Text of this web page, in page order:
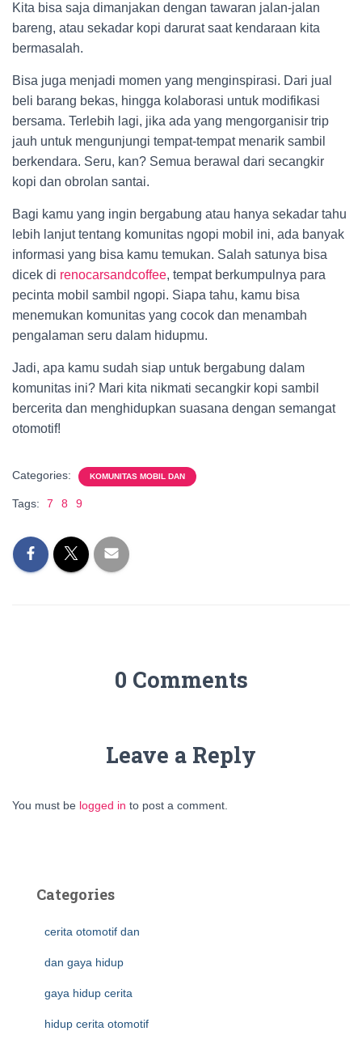
Kita bisa saja dimanjakan dengan tawaran jalan-jalan
bareng, atau sekadar kopi darurat saat kendaraan kita
bermasalah.
Bisa juga menjadi momen yang menginspirasi. Dari jual
beli barang bekas, hingga kolaborasi untuk modifikasi
bersama. Terlebih lagi, jika ada yang mengorganisir trip
jauh untuk mengunjungi tempat-tempat menarik sambil
berkendara. Seru, kan? Semua berawal dari secangkir
kopi dan obrolan santai.
Bagi kamu yang ingin bergabung atau hanya sekadar tahu
lebih lanjut tentang komunitas ngopi mobil ini, ada banyak
informasi yang bisa kamu temukan. Salah satunya bisa
dicek di renocarsandcoffee, tempat berkumpulnya para
pecinta mobil sambil ngopi. Siapa tahu, kamu bisa
menemukan komunitas yang cocok dan menambah
pengalaman seru dalam hidupmu.
Jadi, apa kamu sudah siap untuk bergabung dalam
komunitas ini? Mari kita nikmati secangkir kopi sambil
bercerita dan menghidupkan suasana dengan semangat
otomotif!
Categories: KOMUNITAS MOBIL DAN
Tags: 7 8 9
0 Comments
Leave a Reply
You must be logged in to post a comment.
Categories
cerita otomotif dan
dan gaya hidup
gaya hidup cerita
hidup cerita otomotif